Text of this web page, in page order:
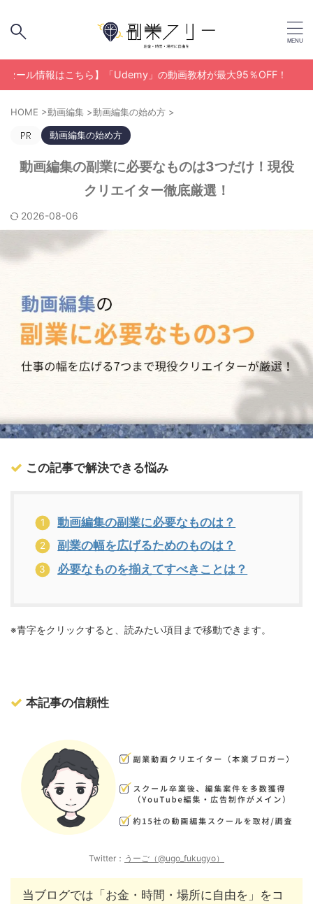
こちら】「Udemy」の動画教材が最大95％OFF！
HOME >動画編集 >動画編集の始め方 >
動画編集の始め方
動画編集の副業に必要なものは3つだけ！現役
クリエイター徹底厳選！
2026-08-06
この記事で解決できる悩み
動画編集の副業に必要なものは？
副業の幅を広げるためのものは？
必要なものを揃えてすべきことは？
※青字をクリックすると、読みたい項目まで移動できます。
本記事の信頼性
Twitter： うーご（@ugo_fukugyo）
当ブログでは「お金・時間・場所に自由を」をコ